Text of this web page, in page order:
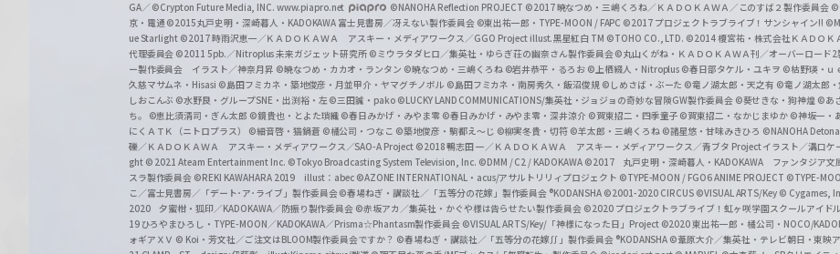
n
n
e
l
GA／ ©Crypton Future Media, INC. www.piapro.net
©NANOHA Reflection PROJECT ©2017 暁なつめ・三嶋くろね／ＫＡＤＯＫＡＷＡ／このすば２製作委員会
京・電通 ©2015丸戸史明・深崎暮人・KADOKAWA 富士見書房／冴えない製作委員会 ©東出祐一郎・TYPE-MOON / FAPC ©2017 プロジェクトラブライブ！サンシャイン!!
ue Starlight ©2017 時雨沢恵一／ＫＡＤＯＫＡＷＡ アスキー・メディアワークス／GGO Project illust.黒星紅白 TM ©TOHO CO., LTD. ©2014 榎宮祐・株式会社ＫＡＤＯＫ
代理委員会 ©2011 5pb.／Nitroplus 未来ガジェット研究所 ©ミウラタダヒロ／集英社・ゆらぎ荘の幽奈さん製作委員会©丸山くがね・ＫＡＤＯＫＡＷＡ刊／オーバーロード2
ー製作委員会 イラスト／神奈月昇 ©暁なつめ・カカオ・ランタン ©暁なつめ・三嶋くろね ©岩井恭平・るろお ©上栖綴人・Nitroplus ©春日部タケル・ユキヲ ©枯野瑛・ｕ
久慈マサムネ・Hisasi ©島田フミカネ・築地俊彦・月並甲介・ヤマグチノボル ©島田フミカネ・南房秀久・飯沼俊規 ©しめさば・ぶーた ©竜ノ湖太郎・天之有 ©竜ノ湖太郎・
しおこんぶ ©水野良・グループSNE・出渕裕・左©三田誠・pako ©LUCKY LAND COMMUNICATIONS/集英社・ジョジョの奇妙な冒険GW製作委員会 ©葵せきな・狗神煌 ©あ
ち。
©恵比須清司・ぎん太郎 ©鏡貴也・とよた瑣織 ©春日みかげ・みやま零 ©春日みかげ・みやま零・深井涼介 ©賀東招二・四季童子 ©賀東招二・なかじまゆか ©神坂一・
にくＡＴＫ（ニトロプラス） ©細音啓・猫鍋蒼 ©橘公司・つなこ ©築地俊彦・駒都え～じ ©柳実冬貴・切符 ©羊太郎・三嶋くろね ©諸星悠・甘味みきひろ ©NANOHA
礫／ＫＡＤＯＫＡＷＡ アスキー・メディアワークス／SAO-A Project ©2018 鴨志田 一／ＫＡＤＯＫＡＷＡ アスキー・メディアワークス／青ブタ Project イラスト／溝口ケ
ght © 2021 Ateam Entertainment Inc. ©Tokyo Broadcasting System Television, Inc. ©DMM / C2 / KADOKAWA ©2017 丸戸史明・深崎暮人・KADOKAWA ファンタジア文
スラ製作委員会 ©REKI KAWAHARA 2019 illust：abec ©AZONE INTERNATIONAL・acus/アサルトリリィプロジェクト ©TYPE-MOON / FGO6 ANIME PROJECT ©TYPE-
こ／富士見書房／「デート･ア･ライブ」製作委員会©春場ねぎ・講談社／「五等分の花嫁」製作委員会 ®KODANSHA ©2001-2020 CIRCUS ©VISUAL ARTS/Key © Cygames,
2020 夕蜜柑・狐印／KADOKAWA／防振り製作委員会 ©赤坂アカ／集英社・かぐや様は告らせたい製作委員会 ©2020 プロジェクトラブライブ！虹ヶ咲学園スクールアイド
19 ひろやまひろし・TYPE-MOON／KADOKAWA／Prisma☆Phantasm製作委員会 ©VISUAL ARTS/Key/「神様になった日」Project ©2020 東出祐一郎・橘公司・NOCO/
ォギアＸＶ © Koi・芳文社／ご注文はBLOOM製作委員会ですか？ ©春場ねぎ・講談社／「五等分の花嫁∬」製作委員会 ®KODANSHA ©葦原大介／集英社・テレビ朝日・東映